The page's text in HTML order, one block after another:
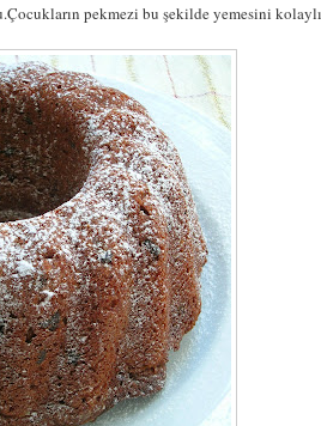
pekmezi bu şekilde yemesini